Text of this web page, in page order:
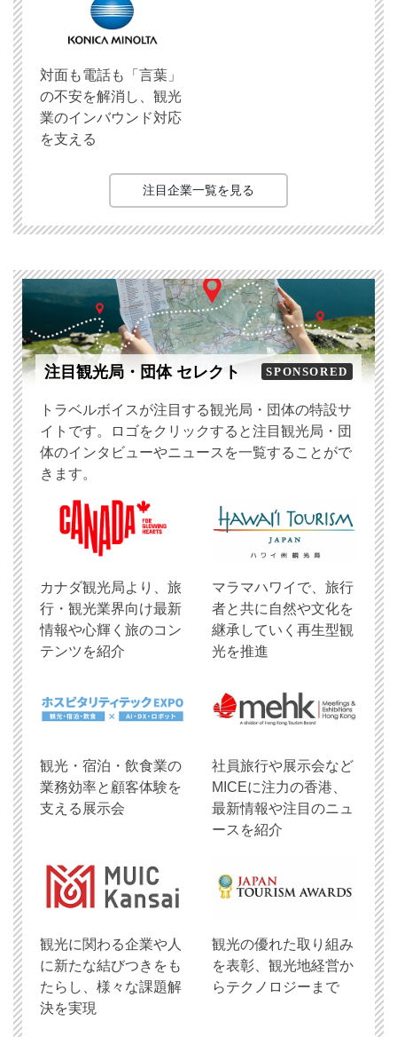
対面も電話も「言葉」
の不安を解消し、観光
業のインバウンド対応
を支える
注目企業一覧を見る
注目観光局・団体 セレクト SPONSORED
トラベルボイスが注目する観光局・団体の特設サ
イトです。ロゴをクリックすると注目観光局・団
体のインタビューやニュースを一覧することがで
きます。
​カナダ観光局より、旅
行・観光業界向け最新
情報や心輝く旅のコン
テンツを紹介
マラマハワイで、旅行
者と共に自然や文化を
継承していく再生型観
光を推進
観光・宿泊・飲食業の
業務効率と顧客体験を
支える展示会
社員旅行や展示会など
MICEに注力の香港、
最新情報や注目のニュ
ースを紹介
観光に関わる企業や人
に新たな結びつきをも
たらし、様々な課題解
決を実現
観光の優れた取り組み
を表彰、観光地経営か
らテクノロジーまで